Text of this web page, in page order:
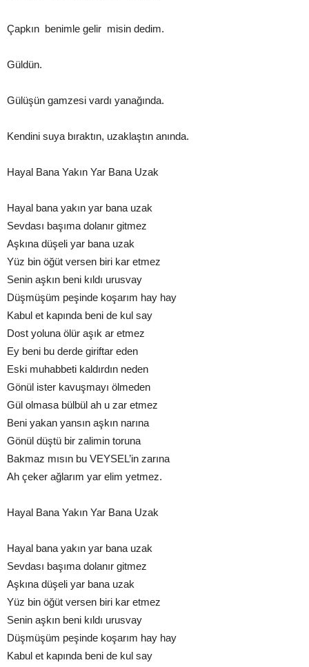
Çapkın benimle gelir misin dedim.
Güldün.
Gülüşün gamzesi vardı yanağında.
Kendini suya bıraktın, uzaklaştın anında.
Hayal Bana Yakın Yar Bana Uzak
Hayal bana yakın yar bana uzak
Sevdası başıma dolanır gitmez
Aşkına düşeli yar bana uzak
Yüz bin öğüt versen biri kar etmez
Senin aşkın beni kıldı urusvay
Düşmüşüm peşinde koşarım hay hay
Kabul et kapında beni de kul say
Dost yoluna ölür aşık ar etmez
Ey beni bu derde giriftar eden
Eski muhabbeti kaldırdın neden
Gönül ister kavuşmayı ölmeden
Gül olmasa bülbül ah u zar etmez
Beni yakan yansın aşkın narına
Gönül düştü bir zalimin toruna
Bakmaz mısın bu VEYSEL’in zarına
Ah çeker ağlarım yar elim yetmez.
Hayal Bana Yakın Yar Bana Uzak
Hayal bana yakın yar bana uzak
Sevdası başıma dolanır gitmez
Aşkına düşeli yar bana uzak
Yüz bin öğüt versen biri kar etmez
Senin aşkın beni kıldı urusvay
Düşmüşüm peşinde koşarım hay hay
Kabul et kapında beni de kul say